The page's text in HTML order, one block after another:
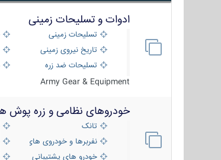
ادوات و تسلیحات زمینی
تسلیحات زمینی
تاریخ نیروی زمینی
تسلیحات ضد زره
Army Gear & Equipment
خودروهای نظامی و زره پوش
تانک
نفربرها و خودروی های رزمی
خودرو های پشتیبانی آتش ،